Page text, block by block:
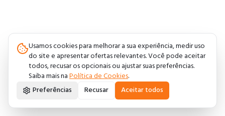
Usamos cookies para melhorar a sua experiência, medir uso
do site e apresentar ofertas relevantes. Você pode aceitar
todos, recusar os opcionais ou ajustar suas preferências.
Saiba mais naPolítica de Cookies.
Preferências
Recusar Aceitar todos